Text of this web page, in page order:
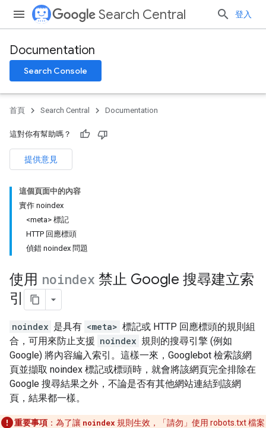
Search Central 登入
Documentation
Search Console
首頁 Search Central Documentation
這對你有幫助嗎？
提供意見
這個頁面中的內容
實作 noindex
<meta> 標記
HTTP 回應標頭
偵錯 noindex 問題
使用 noindex 禁止 Google 搜尋建立索
引
noindex 是具有 <meta> 標記或 HTTP 回應標頭的規則組
合，可用來防止支援 noindex 規則的搜尋引擎 (例如
Google) 將內容編入索引。這樣一來，Googlebot 檢索該網
頁並擷取 noindex 標記或標頭時，就會將該網頁完全排除在
Google 搜尋結果之外，不論是否有其他網站連結到該網
頁，結果都一樣。
重要事項 ：為了讓 noindex 規則生效，「請勿」 使用 robots.txt 檔案